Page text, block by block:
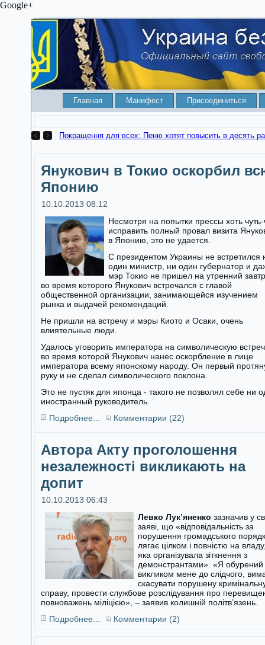
Google+
Главная Манифест Присоединиться
Покращення для всех: Пеню хотят повысить в десять
Янукович в Токио оскорбил
Японию
10.10.2013 08:12
Несмотря на попытки прессы хоть чуть-
исправить полный провал визита
в Японию, это не удается.
С президентом Украины не встретился
один министр, ни один губернатор и
мэр Токио не пришел на утренний
во время которого Янукович встречался с главой
общественной организации, занимающейся изучением
рынка и выдачей рекомендаций.
Не пришли на встречу и мэры Киото и Осаки, очень
влиятельные люди.
Удалось уговорить императора на символическую
во время которой Янукович нанес оскорбление в лице
императора всему японскому народу. Он первый
руку и не сделал символического поклона.
Это не пустяк для японца - такого не позволял себе ни
иностранный руководитель.
Подробнее...
Комментарии (22)
Автора Акту проголошення
незалежності викликають на
допит
10.10.2013 06:43
Левко Лук’яненко зазначив у
заяві, що «відповідальність за
порушення громадського
лягає цілком і повністю на
яка організувала зіткнення з
демонстрантами». «Я обурений
викликом мене до слідчого,
скасувати порушену
справу, провести службове розслідування про
повноважень міліцією», – заявив колишній політв’язень.
Подробнее...
Комментарии (2)